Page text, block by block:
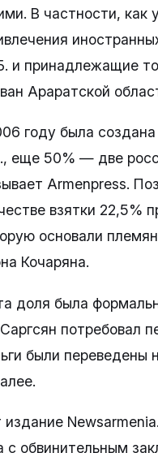
В частности,
и принадлежащие
Араратской
году была
еще 50% — две
Armenpress.
взятки
основали
Кочаряна.
доля была
потребовал
были переведены
издание
с обвинительным